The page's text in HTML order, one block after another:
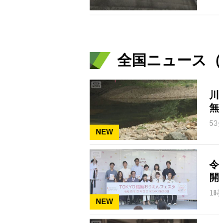
全国ニュース
NEW
53
NEW
1